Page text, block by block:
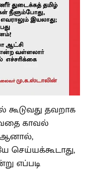
தவறாக
காவல்
ஆனால்,
செய்யக்கூடாது,
எப்படி